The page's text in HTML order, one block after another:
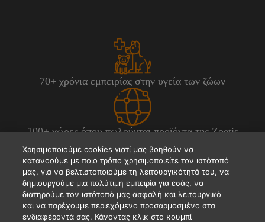
70+ χρόνια εμπειρίας στην υγεία των ζώων
100+ χώρες όπου πωλούνται προϊόντα της Zoetis
300 περίπου γραμμές παραγωγής
Χρησιμοποιούμε cookies γιατί μας βοηθούν να
κατανοούμε με ποιο τρόπο χρησιμοποιείτε τον ιστότοπό
μας, για να βελτιστοποιούμε τη λειτουργικότητά του, να
δημιουργούμε μια πολύτιμη εμπειρία για εσάς, να
διατηρούμε τον ιστότοπό μας ασφαλή και λειτουργικό
και να παρέχουμε περιεχόμενο προσαρμοσμένο στα
ενδιαφέροντά σας. Κάνοντας κλικ στο κουμπί